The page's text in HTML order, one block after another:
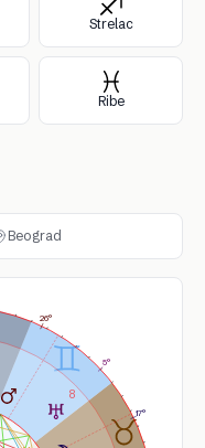
Strelac
Ribe
Beograd
8
17°
26°
5°